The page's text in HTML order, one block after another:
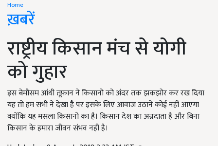
Home
ख़बरें
राष्ट्रीय किसान मंच से योगी
को गुहार
इस बेमौसम आंधी तूफ़ान ने किसानो को अंदर तक झकझोर कर रख दिया
यह तो हम सभी ने देखा है पर इसके लिए आवाज उठाने कोई नहीं आएगा
क्योंकि यह मसला किसानो का है। किसान देश का अन्नदाता है और बिना
किसान के हमारा जीवन संभव नहीं है।